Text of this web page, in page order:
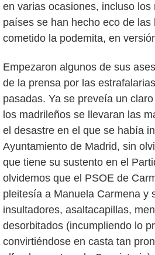
en varias ocasiones, incluso los
países se han hecho eco de
cometido la podemita, en
Empezaron algunos de sus
de la prensa por las
pasadas. Ya se preveía un
los madrileños se llevaran las
el desastre en el que se había
Ayuntamiento de Madrid, sin
que tiene su sustento en el
olvidemos que el PSOE de
pleitesía a Manuela Carmena y
insultadores, asaltacapillas,
desorbitados (incumpliendo lo
convirtiéndose en casta tan